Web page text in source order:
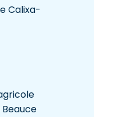
Calixa-